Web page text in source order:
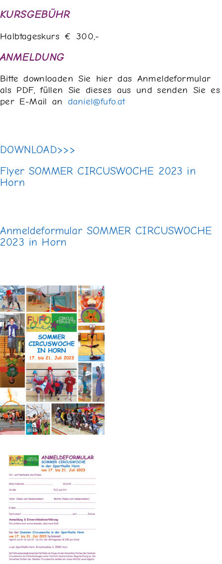
KURSGEBÜHR
Halbtageskurs € 300,-
ANMELDUNG
Bitte downloaden Sie hier das Anmeldeformular
als PDF, füllen Sie dieses aus und senden Sie es
per E-Mail an daniel@fufo.at
DOWNLOAD>>>
Flyer SOMMER CIRCUSWOCHE 2023 in
Horn
Anmeldeformular SOMMER CIRCUSWOCHE
2023 in Horn